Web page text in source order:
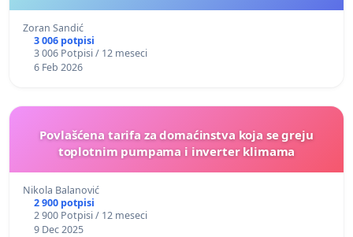
Zoran Sandić
3 006 potpisi
3 006 Potpisi / 12 meseci
6 Feb 2026
Povlašćena tarifa za domaćinstva koja se greju
toplotnim pumpama i inverter klimama
Nikola Balanović
2 900 potpisi
2 900 Potpisi / 12 meseci
9 Dec 2025